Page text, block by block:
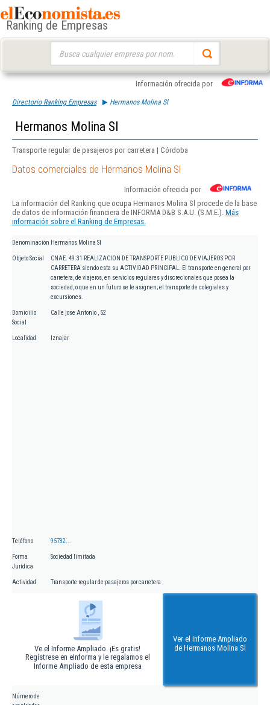
Ranking de Empresas
Información ofrecida por
Directorio Ranking Empresas Hermanos Molina Sl
Hermanos Molina Sl
Transporte regular de pasajeros por carretera | Córdoba
Datos comerciales de Hermanos Molina Sl
Información ofrecida por
La información del Ranking que ocupa Hermanos Molina Sl procede de la base
de datos de información financiera de INFORMA D&B S.A.U. (S.M.E.). Más
información sobre el Ranking de Empresas.
Denominación Hermanos Molina Sl
Objeto Social
CNAE. 49.31 REALIZACION DE TRANSPORTE PUBLICO DE VIAJEROS POR
CARRETERA siendo esta su ACTIVIDAD PRINCIPAL. El transporte en general por
carretera, de viajeros, en servicios regulares y discrecionales que posea la
sociedad, o que en un futuro se le asignen; el transporte de colegiales y
excursiones.
Domicilio
Social
Calle jose Antonio , 52
Localidad Iznajar
Teléfono 95732...
Forma
Jurídica
Sociedad limitada
Actividad Transporte regular de pasajeros por carretera
Ve el Informe Ampliado. ¡Es gratis!
Regístrese en eInforma y le regalamos el
Informe Ampliado de esta empresa
Ver el Informe Ampliado
de Hermanos Molina Sl
Número de